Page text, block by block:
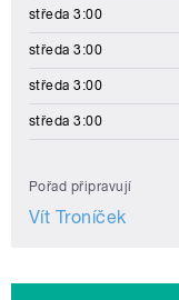
středa 3:00
středa 3:00
středa 3:00
středa 3:00
Pořad připravují
Vít Troníček